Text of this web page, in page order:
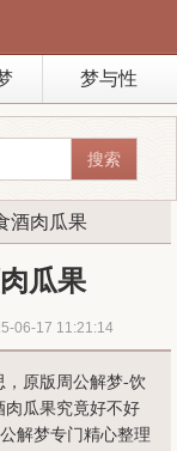
梦与性
酒肉瓜果
瓜果
06-17 11:21:14
，原版周公解梦-饮
肉瓜果究竟好不好
解梦专门精心整理